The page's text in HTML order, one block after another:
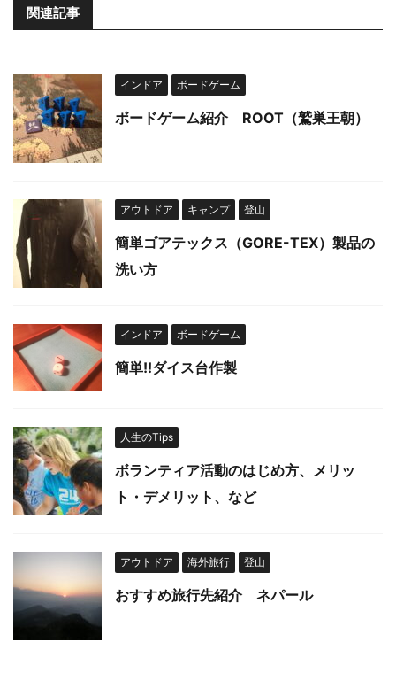
関連記事
インドア ボードゲーム
ボードゲーム紹介 ROOT（鷲巣王朝）
アウトドア キャンプ 登山
簡単ゴアテックス（GORE-TEX）製品の
洗い方
インドア ボードゲーム
簡単!!ダイス台作製
人生のTips
ボランティア活動のはじめ方、メリッ
ト・デメリット、など
アウトドア 海外旅行 登山
おすすめ旅行先紹介 ネパール